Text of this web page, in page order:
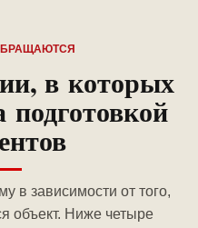
в которых
в зависимости от того,
объект. Ниже четыре